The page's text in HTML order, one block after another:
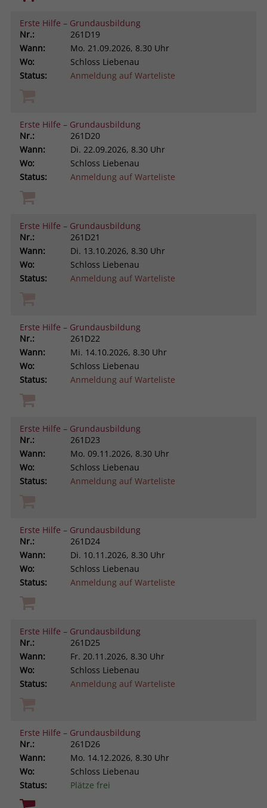
Erste Hilfe – Grundausbildung
Nr.:
261D19
Wann:
Mo. 21.09.2026, 8.30 Uhr
Wo:
Schloss Liebenau
Status:
Anmeldung auf Warteliste
Erste Hilfe – Grundausbildung
Nr.:
261D20
Wann:
Di. 22.09.2026, 8.30 Uhr
Wo:
Schloss Liebenau
Status:
Anmeldung auf Warteliste
Erste Hilfe – Grundausbildung
Nr.:
261D21
Wann:
Di. 13.10.2026, 8.30 Uhr
Wo:
Schloss Liebenau
Status:
Anmeldung auf Warteliste
Erste Hilfe – Grundausbildung
Nr.:
261D22
Wann:
Mi. 14.10.2026, 8.30 Uhr
Wo:
Schloss Liebenau
Status:
Anmeldung auf Warteliste
Erste Hilfe – Grundausbildung
Nr.:
261D23
Wann:
Mo. 09.11.2026, 8.30 Uhr
Wo:
Schloss Liebenau
Status:
Anmeldung auf Warteliste
Erste Hilfe – Grundausbildung
Nr.:
261D24
Wann:
Di. 10.11.2026, 8.30 Uhr
Wo:
Schloss Liebenau
Status:
Anmeldung auf Warteliste
Erste Hilfe – Grundausbildung
Nr.:
261D25
Wann:
Fr. 20.11.2026, 8.30 Uhr
Wo:
Schloss Liebenau
Status:
Anmeldung auf Warteliste
Erste Hilfe – Grundausbildung
Nr.:
261D26
Wann:
Mo. 14.12.2026, 8.30 Uhr
Wo:
Schloss Liebenau
Status:
Plätze frei